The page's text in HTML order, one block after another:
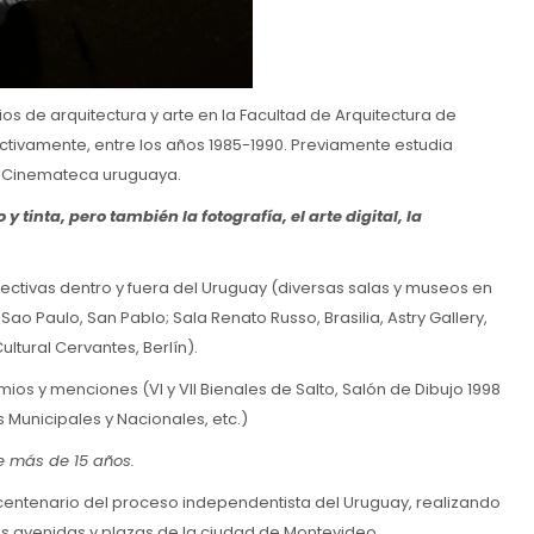
de arquitectura y arte en la Facultad de Arquitectura de
entre los años 1985-1990. Previamente estudia
uruguaya.
y tinta, pero también la fotografía, el arte digital, la
dentro y fuera del Uruguay (diversas salas y museos en
Paulo, San Pablo; Sala Renato Russo, Brasilia, Astry Gallery,
Cervantes, Berlín).
y menciones (VI y VII Bienales de Salto, Salón de Dibujo 1998
Municipales y Nacionales, etc.)
de 15 años.
del proceso independentista del Uruguay, realizando